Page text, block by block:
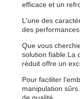
efficace et un
L'une des
des
Que vous
solution fiable.La
réduit offre un
Pour faciliter
manipulation